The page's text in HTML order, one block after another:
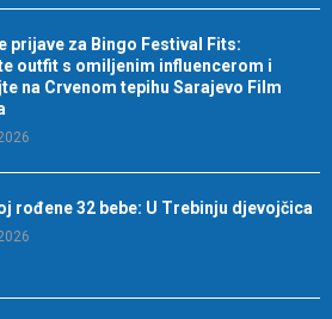
prijave za Bingo Festival Fits:
outfit s omiljenim influencerom i
na Crvenom tepihu Sarajevo Film
rođene 32 bebe: U Trebinju djevojčica